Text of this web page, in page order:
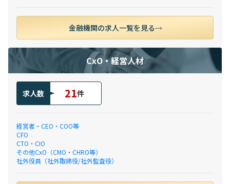
金融機関の求人一覧を見る
CxO・経営人材
求人数 21件
経営者・CEO・COO等
CFO
CTO・CIO
その他CxO（CMO・CHRO等）
社外役員（社外取締役/社外監査役）